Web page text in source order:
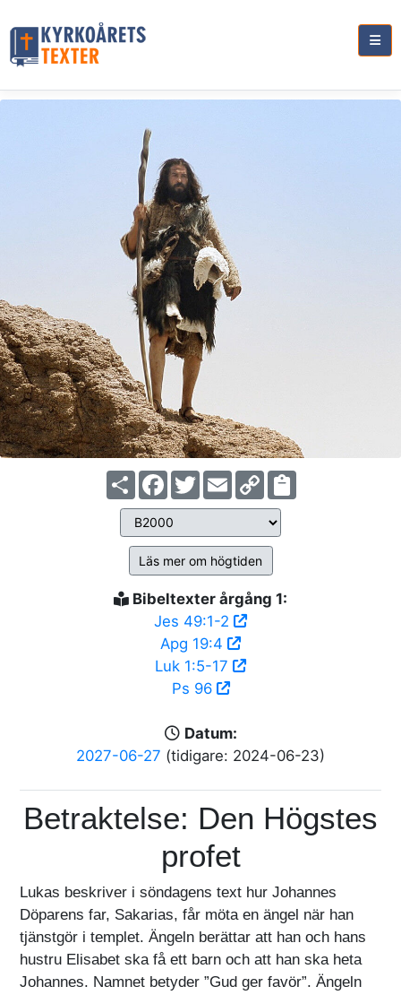
ShareFacebook
TwitterEmailCopy
Link
Läs mer om högtiden
Bibeltexter årgång 1:
Jes 49:1-2
Apg 19:4
Luk 1:5-17
Ps 96
Datum:
2027-06-27 (tidigare: 2024-06-23)
Betraktelse: Den Högstes
profet
Lukas beskriver i söndagens text hur Johannes
Döparens far, Sakarias, får möta en ängel när han
tjänstgör i templet. Ängeln berättar att han och hans
hustru Elisabet ska få ett barn och att han ska heta
Johannes. Namnet betyder ”Gud ger favör”. Ängeln